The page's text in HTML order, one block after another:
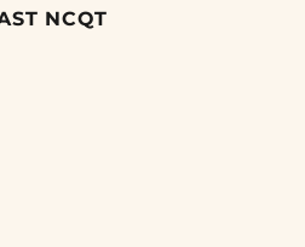
NCQT